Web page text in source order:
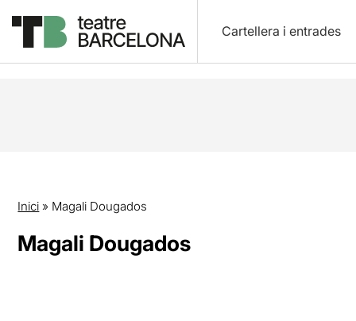
Cartellera i entrades
Inici » Magali Dougados
Magali Dougados